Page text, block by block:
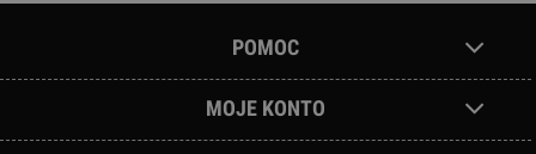
POMOC
MOJE KONTO